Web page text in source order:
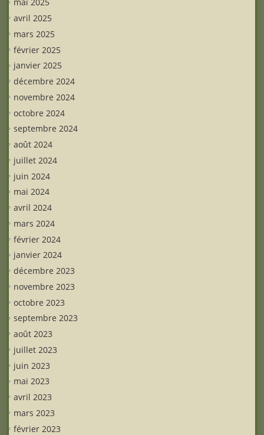
avril 2025
mars 2025
février 2025
janvier 2025
décembre 2024
novembre 2024
octobre 2024
septembre 2024
août 2024
juillet 2024
juin 2024
mai 2024
avril 2024
mars 2024
février 2024
janvier 2024
décembre 2023
novembre 2023
octobre 2023
septembre 2023
août 2023
juillet 2023
juin 2023
mai 2023
avril 2023
mars 2023
février 2023